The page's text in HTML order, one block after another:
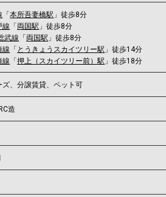
「本所吾妻橋駅 」徒歩8分
線 「両国駅 」徒歩8分
武線 「両国駅 」徒歩8分
線 「 とうきょうスカイツリー駅 」徒歩14分
線 「押上（スカイツリー前）駅 」徒歩18分
ズ、分譲賃貸、ペット可
造